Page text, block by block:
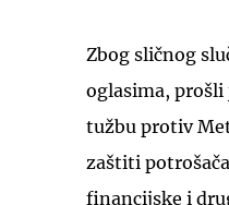
Zbog sličnog
oglasima, prošli
tužbu protiv
zaštiti
financijske i